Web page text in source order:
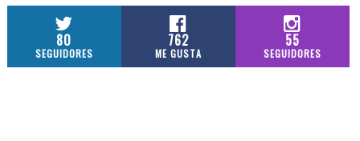
80
SEGUIDORES
762
ME GUSTA
55
SEGUIDORES